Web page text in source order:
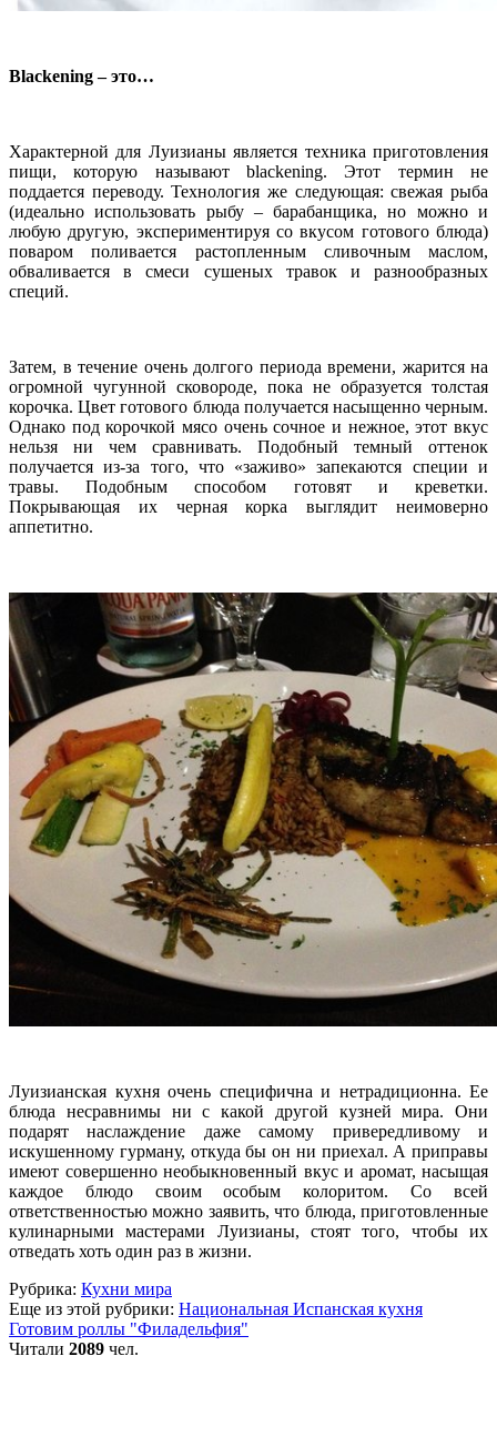
Blackening – это…
Характерной для Луизианы является техника приготовления
пищи, которую называют blackening. Этот термин не
поддается переводу. Технология же следующая: свежая рыба
(идеально использовать рыбу – барабанщика, но можно и
любую другую, экспериментируя со вкусом готового блюда)
поваром поливается растопленным сливочным маслом,
обваливается в смеси сушеных травок и разнообразных
специй.
Затем, в течение очень долгого периода времени, жарится на
огромной чугунной сковороде, пока не образуется толстая
корочка. Цвет готового блюда получается насыщенно черным.
Однако под корочкой мясо очень сочное и нежное, этот вкус
нельзя ни чем сравнивать. Подобный темный оттенок
получается из-за того, что «заживо» запекаются специи и
травы. Подобным способом готовят и креветки.
Покрывающая их черная корка выглядит неимоверно
аппетитно.
Луизианская кухня очень специфична и нетрадиционна. Ее
блюда несравнимы ни с какой другой кузней мира. Они
подарят наслаждение даже самому привередливому и
искушенному гурману, откуда бы он ни приехал. А приправы
имеют совершенно необыкновенный вкус и аромат, насыщая
каждое блюдо своим особым колоритом. Со всей
ответственностью можно заявить, что блюда, приготовленные
кулинарными мастерами Луизианы, стоят того, чтобы их
отведать хоть один раз в жизни.
Рубрика: Кухни мира
Еще из этой рубрики: Национальная Испанская кухня
Готовим роллы "Филадельфия"
Читали 2089 чел.